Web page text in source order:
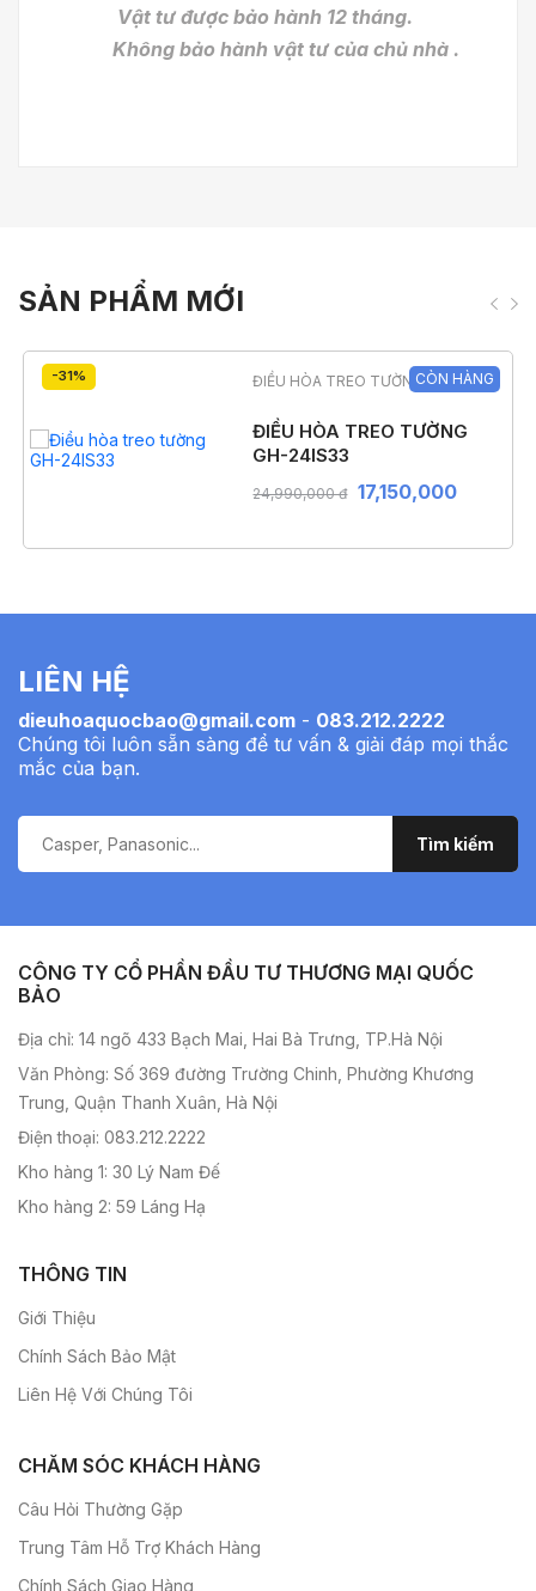
Vật tư được bảo hành 12 tháng.
Không bảo hành vật tư của chủ nhà .
SẢN PHẨM MỚI
-31% ĐIỀU HÒA TREO TƯỜNG
ĐIỀU HÒA TREO TƯỜNG
GH-24IS33
CÒN HÀNG
24,990,000 đ 17,150,000
LIÊN HỆ
dieuhoaquocbao@gmail.com - 083.212.2222
Chúng tôi luôn sẵn sàng để tư vấn & giải đáp mọi thắc
mắc của bạn.
CÔNG TY CỔ PHẦN ĐẦU TƯ THƯƠNG MẠI QUỐC
BẢO
Địa chỉ: 14 ngõ 433 Bạch Mai, Hai Bà Trưng, TP.Hà Nội
Văn Phòng: Số 369 đường Trường Chinh, Phường Khương
Trung, Quận Thanh Xuân, Hà Nội
Điện thoại: 083.212.2222
Kho hàng 1: 30 Lý Nam Đế
Kho hàng 2: 59 Láng Hạ
THÔNG TIN
Giới Thiệu
Chính Sách Bảo Mật
Liên Hệ Với Chúng Tôi
CHĂM SÓC KHÁCH HÀNG
Câu Hỏi Thường Gặp
Trung Tâm Hỗ Trợ Khách Hàng
Chính Sách Giao Hàng